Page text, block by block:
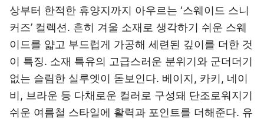
상부터 한적한 휴양지까지 아우르는 ‘스웨이드 스니
커즈’ 컬렉션. 흔히 겨울 소재로 생각하기 쉬운 스웨
이드를 얇고 부드럽게 가공해 세련된 깊이를 더한 것
이 특징. 소재 특유의 고급스러운 분위기와 군더더기
없는 슬림한 실루엣이 돋보인다. 베이지, 카키, 네이
비, 브라운 등 다채로운 컬러로 구성돼 단조로워지기
쉬운 여름철 스타일에 활력과 포인트를 더해준다. 유